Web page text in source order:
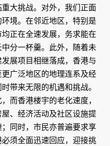
大挑战。对外，我们正面
境。在邻近地区，特别是
正在全速发展，务求能在
分一杯羹。此外，随着未
展项目相继落成，香港与
广泛地区的地理连系及经
带来无限的机遇和挑战。
而香港楼宇的老化速度，
、经济活动及社区设施提
同时，市民亦普遍要求享
须全面迅速回应，迎接挑